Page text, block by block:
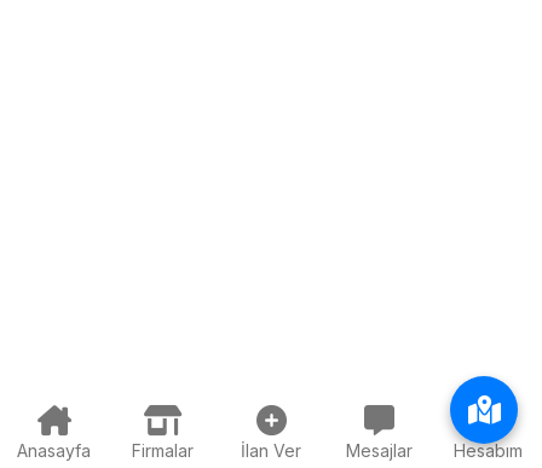
Anasayfa Firmalar İlan Ver Mesajlar Hesabım